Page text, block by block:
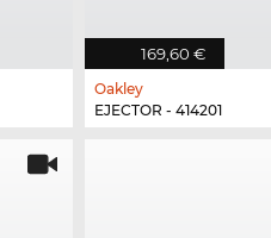
169,60 €
Oakley
EJECTOR - 414201